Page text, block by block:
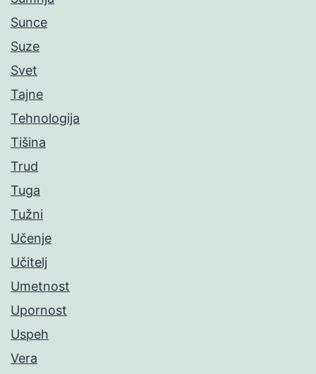
Sunce
Suze
Svet
Tajne
Tehnologija
Tišina
Trud
Tuga
Tužni
Učenje
Učitelj
Umetnost
Upornost
Uspeh
Vera